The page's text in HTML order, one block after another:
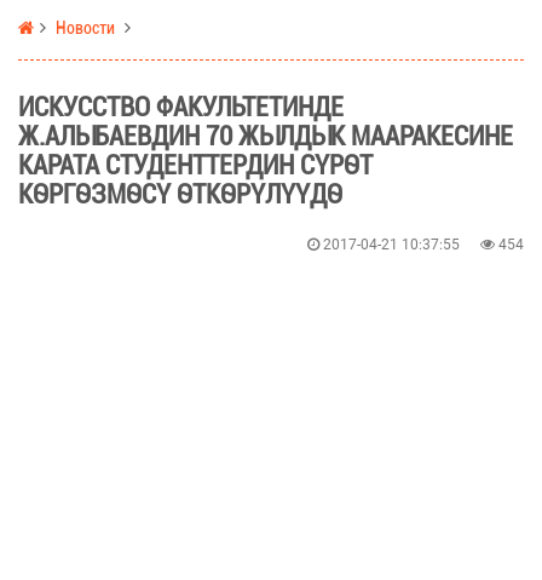
Новости
ИСКУССТВО ФАКУЛЬТЕТИНДЕ
Ж.АЛЫБАЕВДИН 70 ЖЫЛДЫК МААРАКЕСИНЕ
КАРАТА СТУДЕНТТЕРДИН СҮРӨТ
КӨРГӨЗМӨСҮ ӨТКӨРҮЛҮҮДӨ
2017-04-21 10:37:55 454